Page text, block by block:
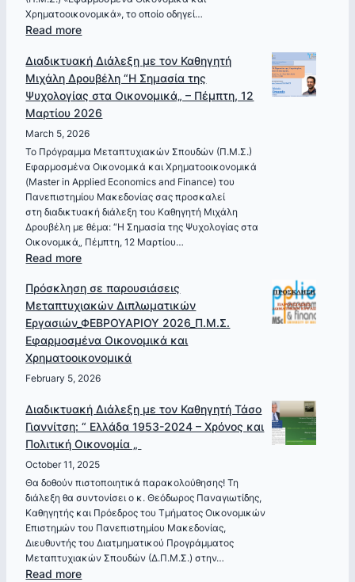
Χρηματοοικονομικά», το οποίο οδηγεί…
Read more:
Υποβολής
Αιτήσεων
για
εισαγωγή
στο
Π.Μ.Σ.
Εφαρμοσμένα
Οικονομικά
και
Χρηματοοικονομικά
για
το
Έτος
2026-
2027
Διαδικτυακή Διάλεξη με τον Καθηγητή
Μιχάλη Δρουβέλη “Η Σημασία της
Ψυχολογίας στα Οικονομικά„ – Πέμπτη, 12
Μαρτίου 2026
March 5, 2026
Το Πρόγραμμα Μεταπτυχιακών Σπουδών (Π.Μ.Σ.)
Εφαρμοσμένα Οικονομικά και Χρηματοοικονομικά
(Master in Applied Economics and Finance) του
Πανεπιστημίου Μακεδονίας σας προσκαλεί
στη διαδικτυακή διάλεξη του Καθηγητή Μιχάλη
Δρουβέλη με θέμα: “Η Σημασία της Ψυχολογίας στα
Οικονομικά„ Πέμπτη, 12 Μαρτίου…
Read more:
Διάλεξη
με
τον
Καθηγητή
Μιχάλη
Δρουβέλη
Σημασία
της
Ψυχολογίας
στα
Οικονομικά„
–
Πέμπτη,
12
Μαρτίου
2026
Πρόσκληση σε παρουσιάσεις
Μεταπτυχιακών Διπλωματικών
Εργασιών_ΦΕΒΡΟΥΑΡΙΟΥ 2026_Π.Μ.Σ.
Εφαρμοσμένα Οικονομικά και
Χρηματοοικονομικά
February 5, 2026
Διαδικτυακή Διάλεξη με τον Καθηγητή Τάσο
Γιαννίτση: “ Ελλάδα 1953-2024 – Χρόνος και
Πολιτική Οικονομία „
October 11, 2025
Θα δοθούν πιστοποιητικά παρακολούθησης! Τη
διάλεξη θα συντονίσει ο κ. Θεόδωρος Παναγιωτίδης,
Καθηγητής και Πρόεδρος του Τμήματος Οικονομικών
Επιστημών του Πανεπιστημίου Μακεδονίας,
Διευθυντής του Διατμηματικού Προγράμματος
Μεταπτυχιακών Σπουδών (Δ.Π.Μ.Σ.) στην…
Read more: